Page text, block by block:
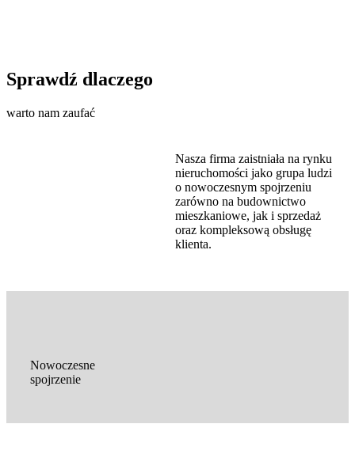
Sprawdź dlaczego
warto nam zaufać
Nasza firma zaistniała na rynku
nieruchomości jako grupa ludzi
o nowoczesnym spojrzeniu
zarówno na budownictwo
mieszkaniowe, jak i sprzedaż
oraz kompleksową obsługę
klienta.
Nowoczesne
spojrzenie